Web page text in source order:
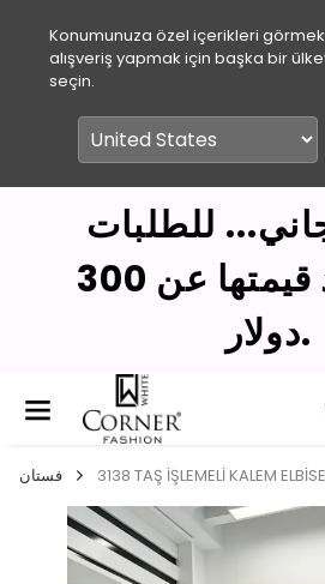
Konumunuza özel içerikleri
alışveriş yapmak için başka bir
seçin.
للطلبات
التي تزيد قيمتها عن 300
دولار.
فستان 3138 TAŞ İŞLEMELİ KALEM ELBİSE